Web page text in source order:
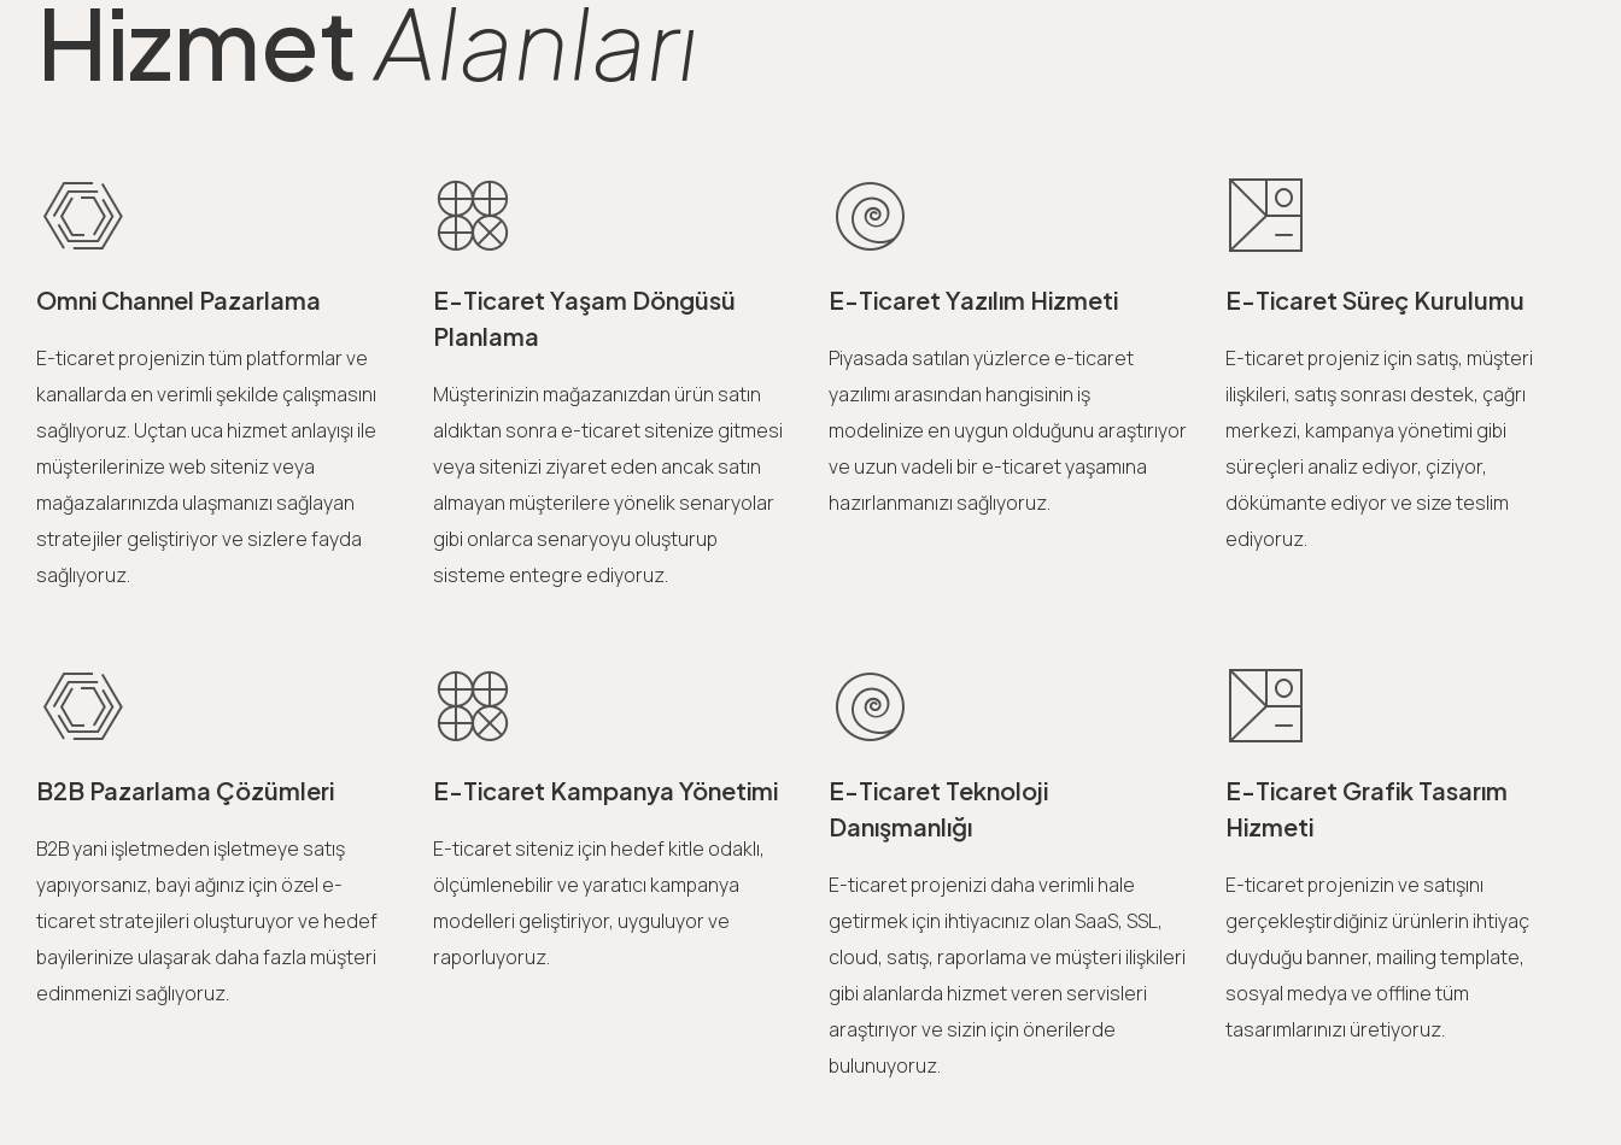
HizmetAlanları
Omni Channel Pazarlama
E-ticaret projenizin tüm platformlar ve
kanallarda en verimli şekilde çalışmasını
sağlıyoruz. Uçtan uca hizmet anlayışı ile
müşterilerinize web siteniz veya
mağazalarınızda ulaşmanızı sağlayan
stratejiler geliştiriyor ve sizlere fayda
sağlıyoruz.
E-Ticaret Yaşam Döngüsü
Planlama
Müşterinizin mağazanızdan ürün satın
aldıktan sonra e-ticaret sitenize gitmesi
veya sitenizi ziyaret eden ancak satın
almayan müşterilere yönelik senaryolar
gibi onlarca senaryoyu oluşturup
sisteme entegre ediyoruz.
E-Ticaret Yazılım Hizmeti
Piyasada satılan yüzlerce e-ticaret
yazılımı arasından hangisinin iş
modelinize en uygun olduğunu araştırıyor
ve uzun vadeli bir e-ticaret yaşamına
hazırlanmanızı sağlıyoruz.
E-Ticaret Süreç Kurulumu
E-ticaret projeniz için satış, müşteri
ilişkileri, satış sonrası destek, çağrı
merkezi, kampanya yönetimi gibi
süreçleri analiz ediyor, çiziyor,
dökümante ediyor ve size teslim
ediyoruz.
B2B Pazarlama Çözümleri
B2B yani işletmeden işletmeye satış
yapıyorsanız, bayi ağınız için özel e-
ticaret stratejileri oluşturuyor ve hedef
bayilerinize ulaşarak daha fazla müşteri
edinmenizi sağlıyoruz.
E-Ticaret Kampanya Yönetimi
E-ticaret siteniz için hedef kitle odaklı,
ölçümlenebilir ve yaratıcı kampanya
modelleri geliştiriyor, uyguluyor ve
raporluyoruz.
E-Ticaret Teknoloji
Danışmanlığı
E-ticaret projenizi daha verimli hale
getirmek için ihtiyacınız olan SaaS, SSL,
cloud, satış, raporlama ve müşteri ilişkileri
gibi alanlarda hizmet veren servisleri
araştırıyor ve sizin için önerilerde
bulunuyoruz.
E-Ticaret Grafik Tasarım
Hizmeti
E-ticaret projenizin ve satışını
gerçekleştirdiğiniz ürünlerin ihtiyaç
duyduğu banner, mailing template,
sosyal medya ve offline tüm
tasarımlarınızı üretiyoruz.